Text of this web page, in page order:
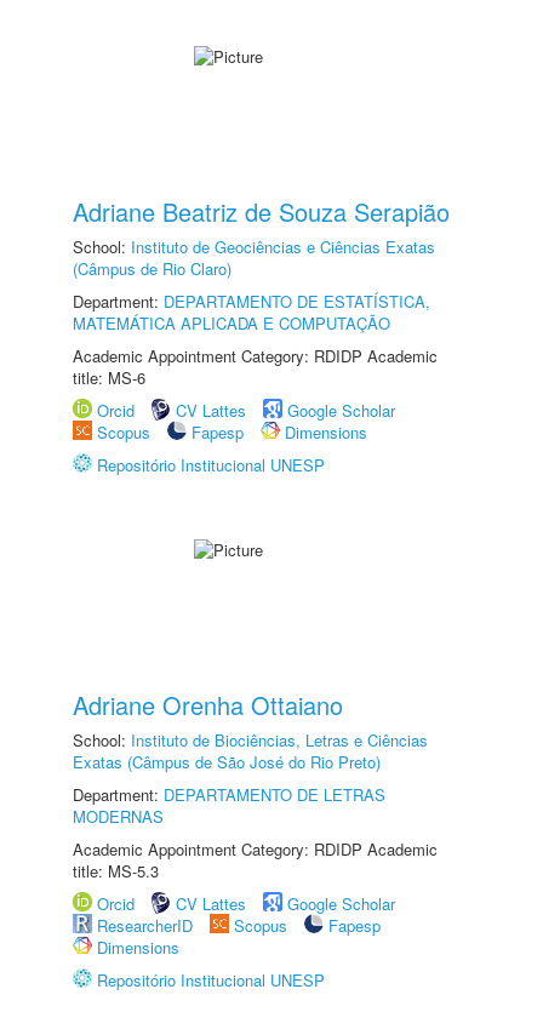
Adriane Beatriz de Souza Serapião
School: Instituto de Geociências e Ciências Exatas
(Câmpus de Rio Claro)
Department: DEPARTAMENTO DE ESTATÍSTICA,
MATEMÁTICA APLICADA E COMPUTAÇÃO
Academic Appointment Category: RDIDP Academic
title: MS-6
Orcid
CV Lattes
Google Scholar
Scopus
Fapesp
Dimensions
Repositório Institucional UNESP
Adriane Orenha Ottaiano
School: Instituto de Biociências, Letras e Ciências
Exatas (Câmpus de São José do Rio Preto)
Department: DEPARTAMENTO DE LETRAS
MODERNAS
Academic Appointment Category: RDIDP Academic
title: MS-5.3
Orcid
CV Lattes
Google Scholar
ResearcherID
Scopus
Fapesp
Dimensions
Repositório Institucional UNESP